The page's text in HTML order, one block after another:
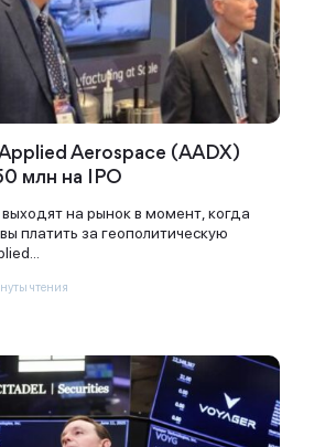
Aerospace (AADX)
млн на IPO
на рынок в момент, когда
платить за геополитическую
чтения